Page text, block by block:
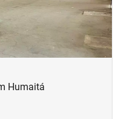
Humaitá